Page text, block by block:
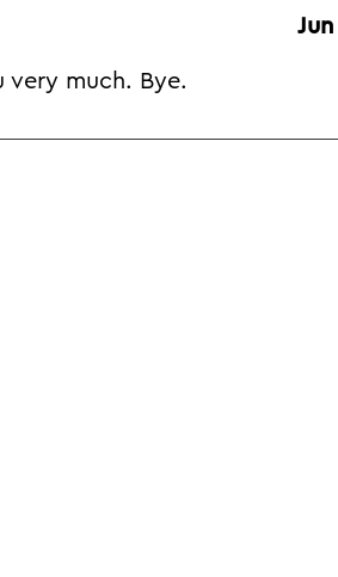
very much. Bye.